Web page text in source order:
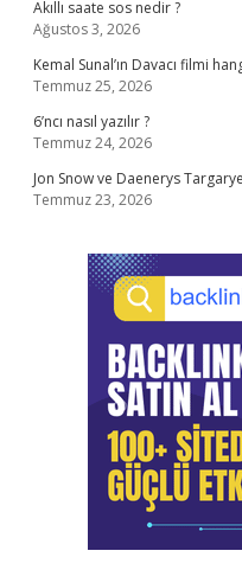
Akıllı saate sos nedir ?
Ağustos 3, 2026
Kemal Sunal’ın Davacı filmi
Temmuz 25, 2026
6’ncı nasıl yazılır ?
Temmuz 24, 2026
Jon Snow ve Daenerys
Temmuz 23, 2026